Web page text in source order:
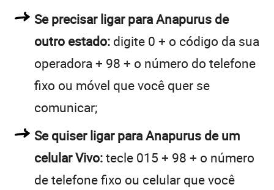
Se precisar ligar para Anapurus de
outro estado: digite 0 + o código da sua
operadora + 98 + o número do telefone
fixo ou móvel que você quer se
comunicar;
Se quiser ligar para Anapurus de um
celular Vivo:tecle 015 + 98 + o número
de telefone fixo ou celular que você